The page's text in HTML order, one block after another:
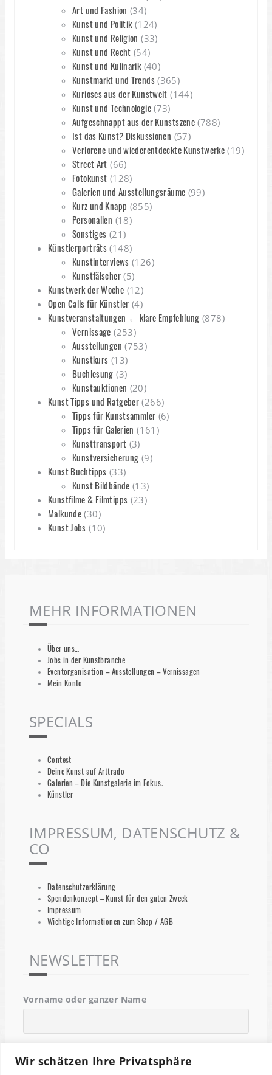
Wir schätzen Ihre Privatsphäre
Art und Fashion (34)
Kunst und Politik(124)
Kunst und Religion (33)
Kunst und Recht (54)
Kunst und Kulinarik(40)
Kunstmarkt und Trends(365)
Kurioses aus der Kunstwelt (144)
Kunst und Technologie(73)
Aufgeschnappt aus der Kunstszene (788)
Ist das Kunst? Diskussionen (57)
Verlorene und wiederentdeckte Kunstwerke (19)
Street Art (66)
Fotokunst (128)
Galerien und Ausstellungsräume (99)
Kurz und Knapp (855)
Personalien (18)
Sonstiges (21)
Künstlerporträts (148)
Kunstinterviews (126)
Kunstfälscher(5)
Kunstwerk der Woche (12)
Open Calls für Künstler (4)
Kunstveranstaltungen ← klare Empfehlung (878)
Vernissage (253)
Ausstellungen (753)
Kunstkurs (13)
Buchlesung (3)
Kunstauktionen (20)
Kunst Tipps und Ratgeber (266)
Tipps für Kunstsammler (6)
Tipps für Galerien (161)
Kunsttransport (3)
Kunstversicherung (9)
Kunst Buchtipps (33)
Kunst Bildbände (13)
Kunstfilme & Filmtipps (23)
Malkunde (30)
Kunst Jobs (10)
MEHR INFORMATIONEN
Über uns…
Jobs in der Kunstbranche
Eventorganisation – Ausstellungen – Vernissagen
Mein Konto
SPECIALS
Contest
Deine Kunst auf Arttrado
Galerien – Die Kunstgalerie im Fokus.
Künstler
IMPRESSUM, DATENSCHUTZ &
CO
Datenschutzerklärung
Spendenkonzept – Kunst für den guten Zweck
Impressum
Wichtige Informationen zum Shop / AGB
NEWSLETTER
Vorname oder ganzer Name